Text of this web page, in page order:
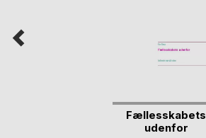
Fællesskabets
udenfor